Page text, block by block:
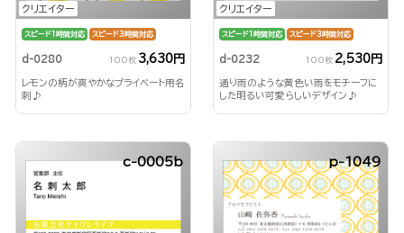
クリエイター
スピード1時間対応 スピード3時間対応
d-0280 100枚 3,630円
レモンの柄が爽やかなプライベート用名
刺♪
クリエイター
スピード1時間対応 スピード3時間対応
d-0232 100枚 2,530円
通り雨のような黄色い雨をモチーフに
した明るい可愛らしいデザイン♪
c-0005b p-1049